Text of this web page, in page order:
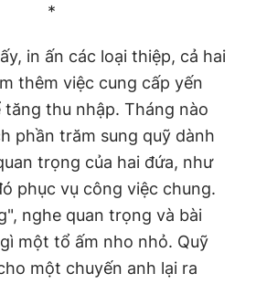
*
in ấn các loại thiệp, cả hai
thêm việc cung cấp yến
tăng thu nhập. Tháng nào
phần trăm sung quỹ dành
trọng của hai đứa, như
phục vụ công việc chung.
nghe quan trọng và bài
một tổ ấm nho nhỏ. Quỹ
một chuyến anh lại ra